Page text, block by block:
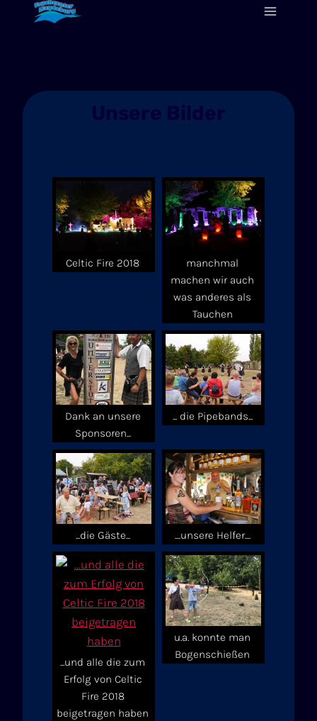
Celtic Fire 2018
manchmal
machen wir auch
was anderes als
Tauchen
Dank an unsere
Sponsoren...
... die Pipebands...
...die Gäste... ....unsere Helfer....
...und alle die zum
Erfolg von Celtic
Fire 2018
beigetragen haben
u.a. konnte man
Bogenschießen